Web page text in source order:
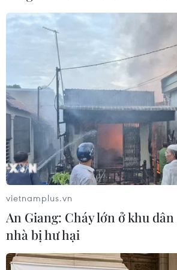
CƠ QUAN CHỦ QUẢN: THÔNG TẤN XÃ VIỆT NAM
Tổng Biên tập: TRẦN TIẾN DUẨN
Phó Tổng Biên tập: NGUYỄN THỊ
THỦY
Sở hữu trí tuệ
Quy
RSS
Hỗ trợ
Ngôn ngữ
TTXVN
Dịch vụ tin
Quảng
Liên hệ
Giấy phép số: 1374/GP-BTTTT do Bộ
vietnamplus.vn
An Giang: Cháy lớn ở khu dân
nhà bị hư hại